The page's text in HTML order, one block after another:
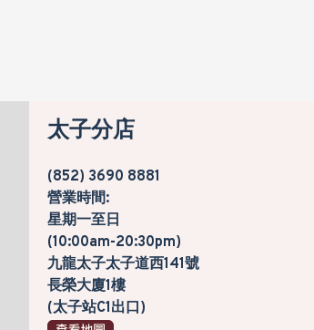
太子分店
(852) 3690 8881
營業時間:
星期一至日
(10:00am-20:30pm)
九龍太子太子道西141號
長榮大廈1樓
(太子站C1出口)